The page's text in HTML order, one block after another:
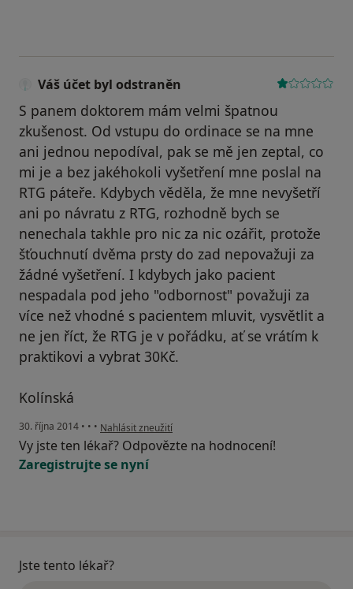
Váš účet byl odstraněn
S panem doktorem mám velmi špatnou
zkušenost. Od vstupu do ordinace se na mne
ani jednou nepodíval, pak se mě jen zeptal, co
mi je a bez jakéhokoli vyšetření mne poslal na
RTG páteře. Kdybych věděla, že mne nevyšetří
ani po návratu z RTG, rozhodně bych se
nenechala takhle pro nic za nic ozářit, protože
šťouchnutí dvěma prsty do zad nepovažuji za
žádné vyšetření. I kdybych jako pacient
nespadala pod jeho "odbornost" považuji za
více než vhodné s pacientem mluvit, vysvětlit a
ne jen říct, že RTG je v pořádku, ať se vrátím k
praktikovi a vybrat 30Kč.
Kolínská
30. října 2014 • • • podle názoru uživatele Váš účet byl odstraněn
Nahlásit zneužití
Vy jste ten lékař? Odpovězte na hodnocení!
Zaregistrujte se nyní
Jste tento lékař?